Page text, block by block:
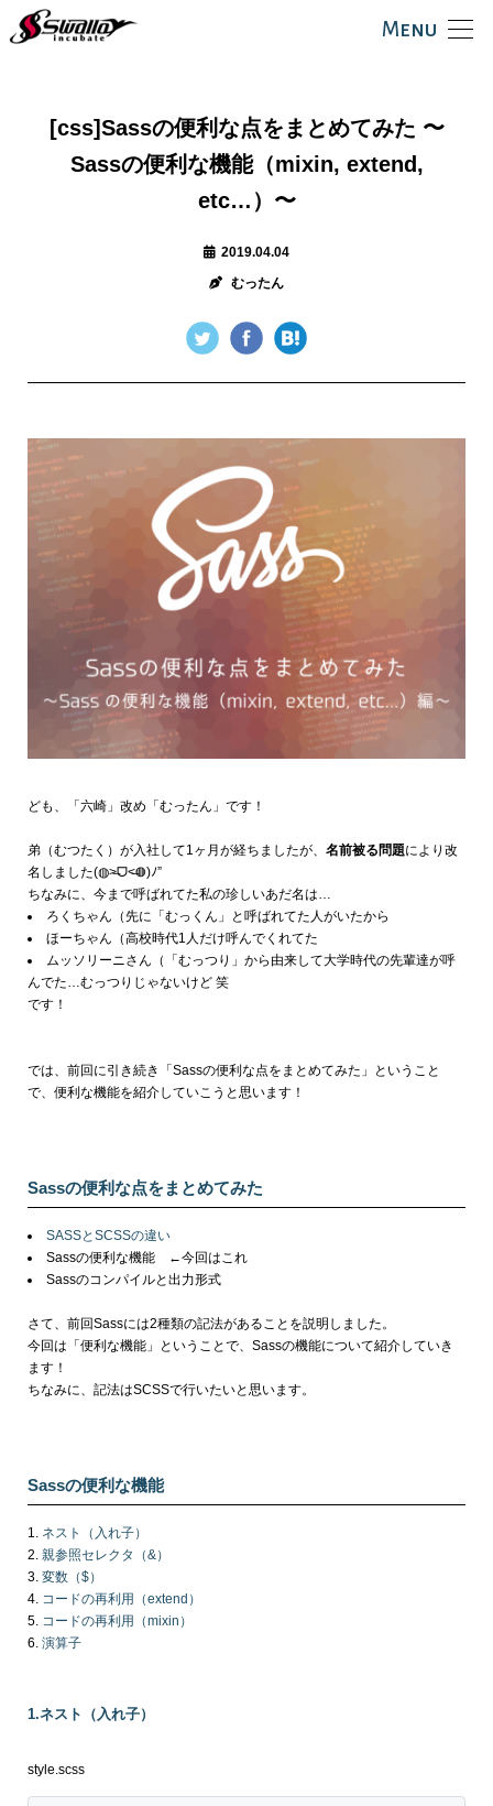
Menu
[css]Sassの便利な点をまとめてみた 〜
Sassの便利な機能（mixin, extend,
etc…）〜
2019.04.04
むったん
ども、「六崎」改め「むったん」です！
弟（むつたく）が入社して1ヶ月が経ちましたが、 名前被る問題により改
名しました(◍˃̶ᗜ˂̶◍)ﾉ”
ちなみに、今まで呼ばれてた私の珍しいあだ名は…
ろくちゃん（先に「むっくん」と呼ばれてた人がいたから
ほーちゃん（高校時代1人だけ呼んでくれてた
ムッソリーニさん（「むっつり」から由来して大学時代の先輩達が呼
んでた…むっつりじゃないけど 笑
です！
では、前回に引き続き「Sassの便利な点をまとめてみた」ということ
で、便利な機能を紹介していこうと思います！
Sassの便利な点をまとめてみた
SASSとSCSSの違い
Sassの便利な機能 ←今回はこれ
Sassのコンパイルと出力形式
さて、前回Sassには2種類の記法があることを説明しました。
今回は「便利な機能」ということで、Sassの機能について紹介していき
ます！
ちなみに、記法はSCSSで行いたいと思います。
Sassの便利な機能
ネスト（入れ子）
親参照セレクタ（&）
変数（$）
コードの再利用（extend）
コードの再利用（mixin）
演算子
1.ネスト（入れ子）
style.scss